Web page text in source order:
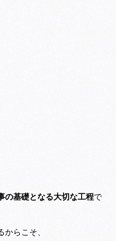
の基礎となる大切な工程で
からこそ、